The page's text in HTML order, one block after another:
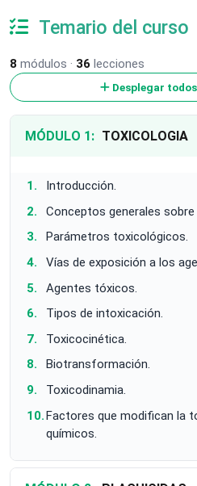
Temario del curso
8 módulos · 36 lecciones
Desplegar
MÓDULO 1: TOXICOLOGIA
Introducción.
Conceptos generales
Parámetros toxicológicos.
Vías de exposición a los
Agentes tóxicos.
Tipos de intoxicación.
Toxicocinética.
Biotransformación.
Toxicodinamia.
Factores que modifican la
químicos.